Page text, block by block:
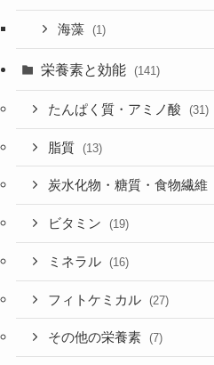
海藻 (1)
栄養素と効能 (141)
たんぱく質・アミノ酸 (31)
脂質 (13)
炭水化物・糖質・食物繊維
ビタミン (19)
ミネラル (16)
フィトケミカル (27)
その他の栄養素 (7)